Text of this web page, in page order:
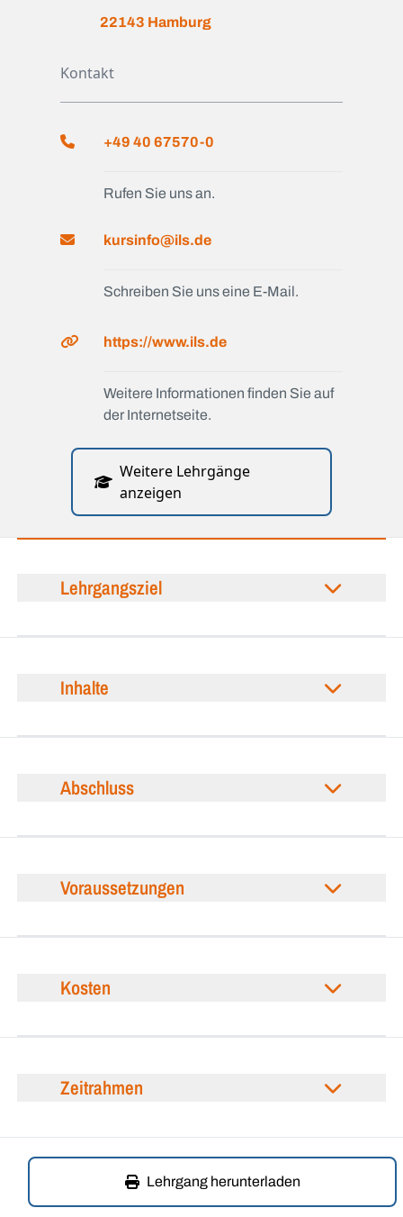
22143 Hamburg
Kontakt
+49 40 67570-0
Rufen Sie uns an.
kursinfo@ils.de
Schreiben Sie uns eine E-Mail.
https://www.ils.de
Weitere Informationen finden Sie auf
der Internetseite.
Weitere Lehrgänge
anzeigen
Lehrgangsziel
Inhalte
Abschluss
Voraussetzungen
Kosten
Zeitrahmen
Lehrgang herunterladen